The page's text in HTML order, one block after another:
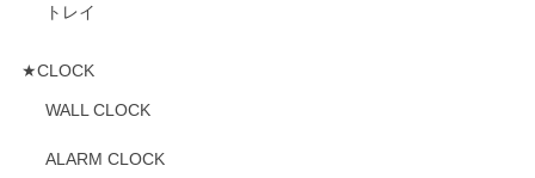
トレイ
★CLOCK
WALL CLOCK
ALARM CLOCK